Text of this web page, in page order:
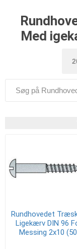
Med
Rundhovedet
Ligekærv DIN 96
Messing 2x10